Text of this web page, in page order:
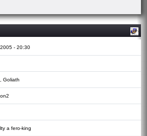
- 20:30
Goliath
a fero-king